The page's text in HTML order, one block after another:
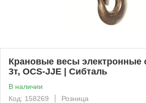
Крановые весы электронные
3т, OCS-JJE | Сибталь
В наличии
Код: 158269
Розница